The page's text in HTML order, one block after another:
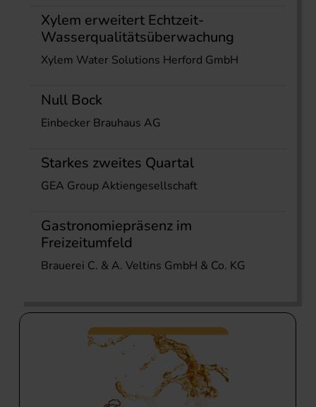
Xylem erweitert Echtzeit-
Wasserqualitätsüberwachung
Xylem Water Solutions Herford GmbH
Null Bock
Einbecker Brauhaus AG
Starkes zweites Quartal
GEA Group Aktiengesellschaft
Gastronomiepräsenz im
Freizeitumfeld
Brauerei C. & A. Veltins GmbH & Co. KG